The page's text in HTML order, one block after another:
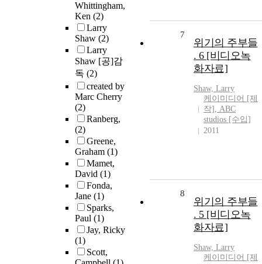
Whittingham,
Ken (2)
Larry
Shaw (2)
Larry
Shaw [공]감
독 (2)
created by
Marc Cherry
(2)
Ranberg,
(2)
Greene,
Graham (1)
Mamet,
David (1)
Fonda,
Jane (1)
Sparks,
Paul (1)
Jay, Ricky
(1)
Scott,
7
위기의 주부들
. 6 [비디오녹
화자료]
Shaw, Larry
케이미디어 [제
작], ABC
studios [수입]
2011
8
위기의 주부들
. 5 [비디오녹
화자료]
Shaw, Larry
케이미디어 [제